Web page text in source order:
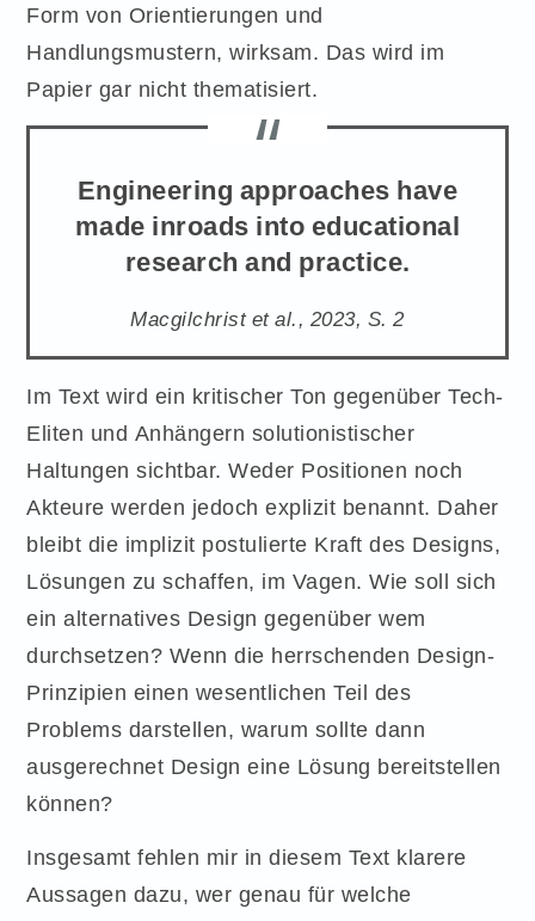
Form von Orientierungen und
Handlungsmustern, wirksam. Das wird im
Papier gar nicht thematisiert.
Engineering approaches have
made inroads into educational
research and practice.
Macgilchrist et al., 2023, S. 2
Im Text wird ein kritischer Ton gegenüber Tech-
Eliten und Anhängern solutionistischer
Haltungen sichtbar. Weder Positionen noch
Akteure werden jedoch explizit benannt. Daher
bleibt die implizit postulierte Kraft des Designs,
Lösungen zu schaffen, im Vagen. Wie soll sich
ein alternatives Design gegenüber wem
durchsetzen? Wenn die herrschenden Design-
Prinzipien einen wesentlichen Teil des
Problems darstellen, warum sollte dann
ausgerechnet Design eine Lösung bereitstellen
können?
Insgesamt fehlen mir in diesem Text klarere
Aussagen dazu, wer genau für welche